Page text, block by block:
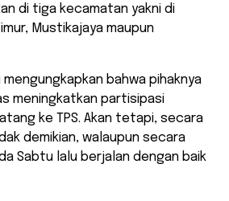
di tiga kecamatan yakni di
Mustikajaya maupun
mengungkapkan bahwa pihaknya
meningkatkan partisipasi
ke TPS. Akan tetapi, secara
demikian, walaupun secara
Sabtu lalu berjalan dengan baik